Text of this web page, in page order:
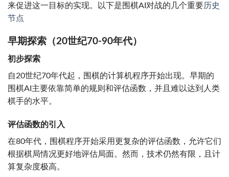
来促进这一目标的实现。以下是围棋AI对战的几个重要历史
节点
早期探索（20世纪70-90年代）
初步探索
自20世纪70年代起，围棋的计算机程序开始出现。早期的
围棋AI主要依靠简单的规则和评估函数，并且难以达到人类
棋手的水平。
评估函数的引入
在80年代，围棋程序开始采用更复杂的评估函数，允许它们
根据棋局情况更好地评估局面。然而，技术仍然有限，且计
算复杂度极高。